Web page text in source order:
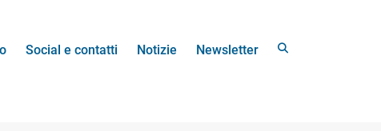
Social e contatti Notizie Newsletter